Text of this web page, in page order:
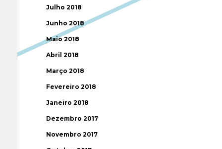
Julho 2018
Junho 2018
Maio 2018
Abril 2018
Março 2018
Fevereiro 2018
Janeiro 2018
Dezembro 2017
Novembro 2017